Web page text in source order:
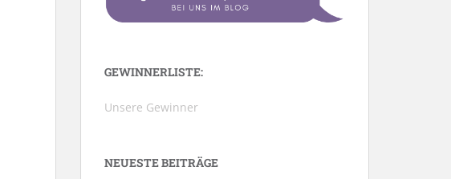
GEWINNERLISTE:
Unsere Gewinner
NEUESTE BEITRÄGE